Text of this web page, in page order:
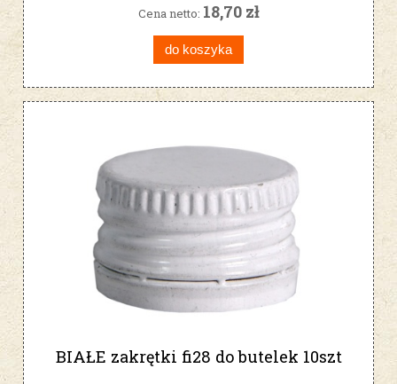
Cena netto: 18,70 zł
do koszyka
BIAŁE zakrętki fi28 do butelek 10szt